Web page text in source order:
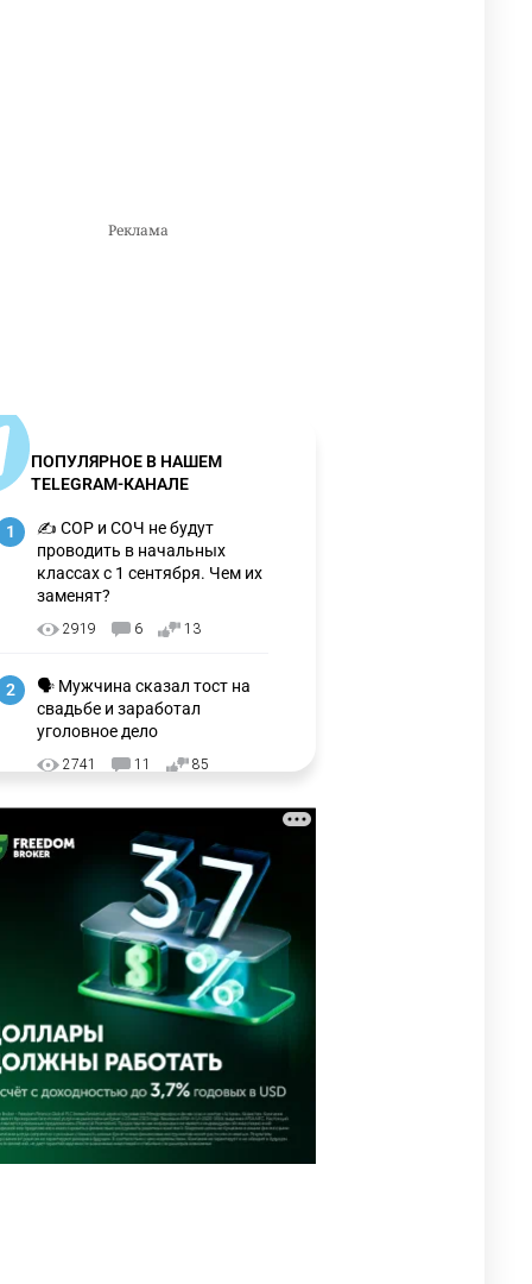
ПОПУЛЯРНОЕ В НАШЕМ
TELEGRAM-КАНАЛЕ
1
✍️ СОР и СОЧ не будут
проводить в начальных
классах с 1 сентября. Чем их
заменят?
2919 6 13
2
🗣 Мужчина сказал тост на
свадьбе и заработал
уголовное дело
2741 11 85
направил телеграмму
соболезнования родным и
близким Халық қаһарманы
Ивана Гапича
2 41
🇫🇷 Клуб ПСЖ объявил об
открытии своей футбольной
академии в Астане
39
5
🇺🇸🇯🇵 США и Япония
провели совместную